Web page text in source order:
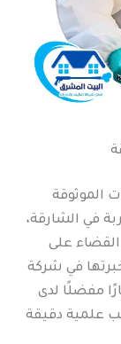
الموثوقة
في الشارقة،
على
في شركة
مفضلًا لدى
علمية دقيقة